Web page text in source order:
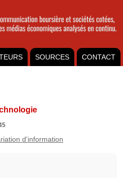
SOURCES CONTACT
d'information